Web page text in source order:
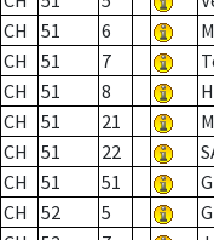
CH
51 6
CH
51 7
CH
51 8
CH
51 21
CH
51 22
CH
51 51
CH
52 5